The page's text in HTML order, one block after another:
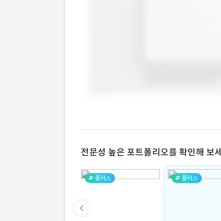
전문성 높은 포트폴리오를 확인해 보
플러스 플러스